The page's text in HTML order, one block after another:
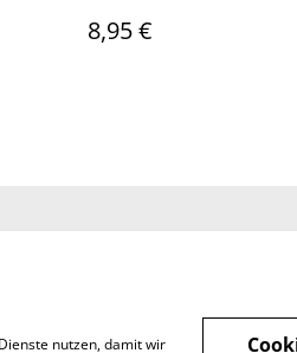
8,95 €
nutzen, damit wir